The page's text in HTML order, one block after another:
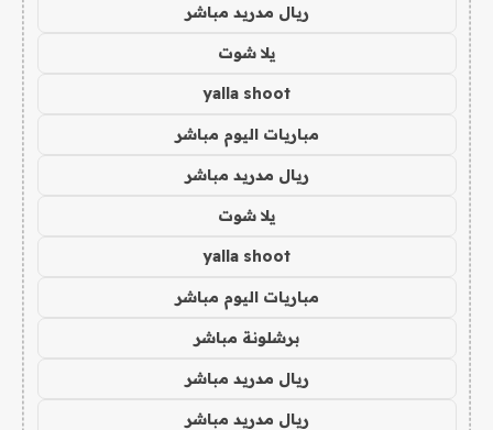
ريال مدريد مباشر
يلا شوت
yalla shoot
مباريات اليوم مباشر
ريال مدريد مباشر
يلا شوت
yalla shoot
مباريات اليوم مباشر
برشلونة مباشر
ريال مدريد مباشر
ريال مدريد مباشر